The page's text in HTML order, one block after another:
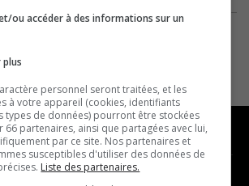
MUSIQUE
ou accéder à des informations sur un
plus
personnel seront traitées, et les
à votre appareil (cookies, identifiants
types de données) pourront être stockées
66 partenaires, ainsi que partagées avec lui,
par ce site. Nos partenaires et
susceptibles d'utiliser des données de
Liste des partenaires.